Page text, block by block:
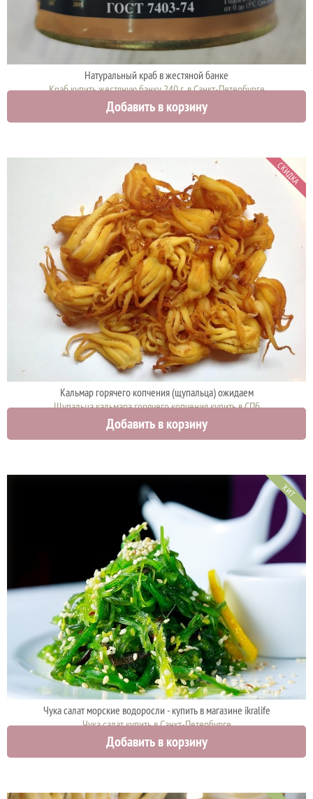
Натуральный краб в жестяной банке
Краб купить жестяную банку 240 г. в Санкт-Петербурге
2570 руб.
Добавить в корзину
СКИДКА
Кальмар горячего копчения (щупальца) ожидаем
Щупальца кальмара горячего копчения купить в СПб
0 руб.
Добавить в корзину
ХИТ
Чука салат морские водоросли - купить в магазине ikralife
Чука салат купить в Санкт-Петербурге
630 руб.
Добавить в корзину